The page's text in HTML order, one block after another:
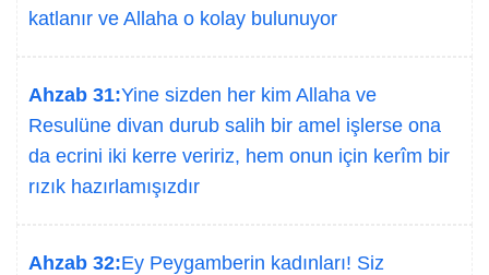
katlanır ve Allaha o kolay bulunuyor
Ahzab 31:Yine sizden her kim Allaha ve
Resulüne divan durub salih bir amel işlerse ona
da ecrini iki kerre veririz, hem onun için kerîm bir
rızık hazırlamışızdır
Ahzab 32:Ey Peygamberin kadınları! Siz